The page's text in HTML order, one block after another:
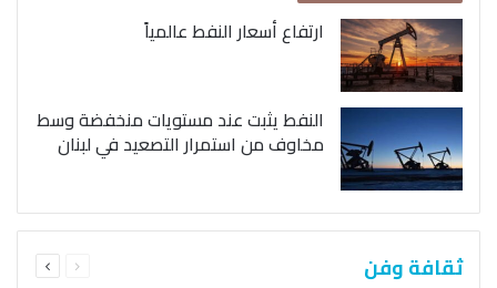
ارتفاع أسعار النفط عالمياً
النفط يثبت عند مستويات منخفضة وسط
مخاوف من استمرار التصعيد في لبنان
ثقافة وفن الصفحةالصفحة